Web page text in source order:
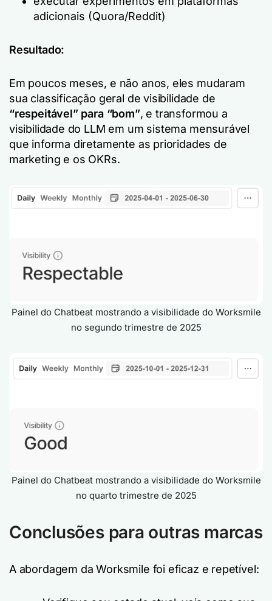
adicionais (Quora/Reddit)
Resultado:
Em poucos meses, e não anos, eles mudaram
sua classificação geral de visibilidade de
“respeitável” para “bom”, e transformou a
visibilidade do LLM em um sistema mensurável
que informa diretamente as prioridades de
marketing e os OKRs.
Painel do Chatbeat mostrando a visibilidade do Worksmile
no segundo trimestre de 2025
Painel do Chatbeat mostrando a visibilidade do Worksmile
no quarto trimestre de 2025
Conclusões para outras marcas
A abordagem da Worksmile foi eficaz e repetível: